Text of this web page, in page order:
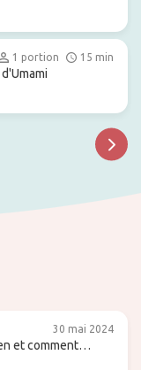
1 portion 15 min
30 mai 2024
et comment